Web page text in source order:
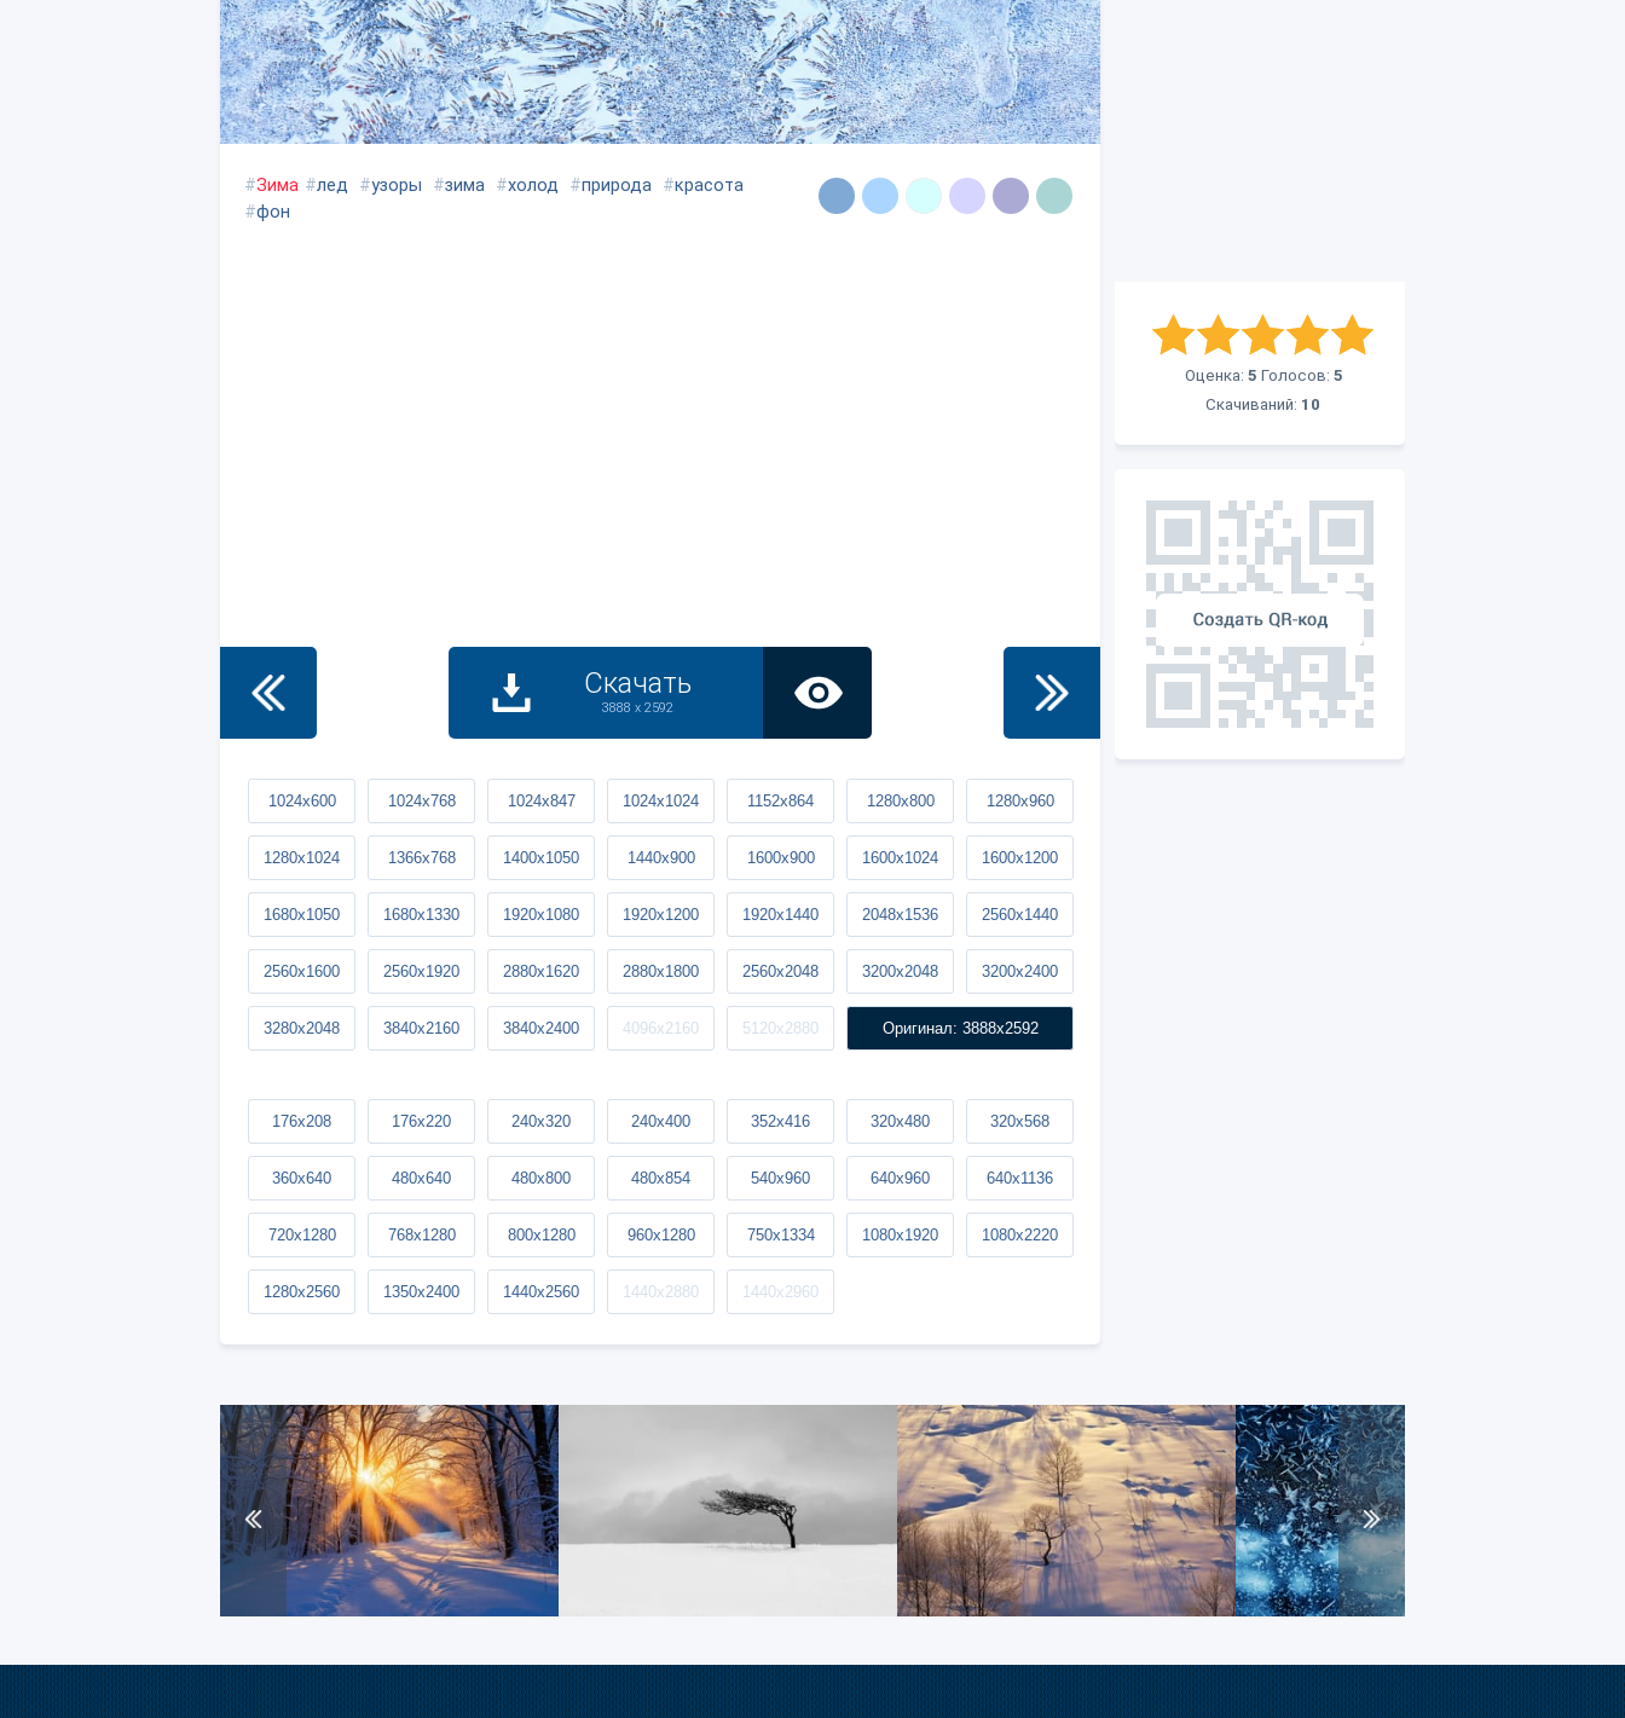
Оценка: 5 Голосов: 5
Скачиваний: 10
#Зима #лед #узоры #зима #холод #природа #красота
#фон
Скачать
3888 x 2592
1024x600 1024x768 1024x847 1024x1024 1152x864 1280x800 1280x960
1280x1024 1366x768 1400x1050 1440x900 1600x900 1600x1024 1600x1200
1680x1050 1680x1330 1920x1080 1920x1200 1920x1440 2048x1536 2560x1440
2560x1600 2560x1920 2880x1620 2880x1800 2560x2048 3200x2048 3200x2400
3280x2048 3840x2160 3840x2400 4096x2160 5120x2880 Оригинал: 3888x2592
176x208 176x220 240x320 240x400 352x416 320x480 320x568
360x640 480x640 480x800 480x854 540x960 640x960 640x1136
720x1280 768x1280 800x1280 960x1280 750x1334 1080x1920 1080x2220
1280x2560 1350x2400 1440x2560 1440x2880 1440x2960